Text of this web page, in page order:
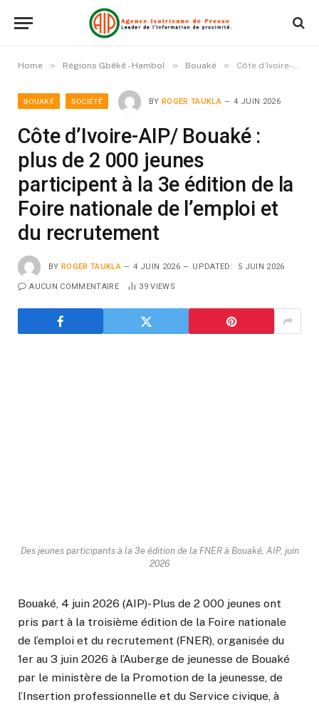
Home » Régions Gbêkê - Hambol » Bouaké » Côte d’Ivoire-AIP/ Bouaké : plus de 2 000 jeunes participent à la 3e édition de la Foire nationale de l’emploi et du recrutement
BOUAKÉ SOCIÉTÉ BY ROGER TAUKLA 4 JUIN 2026
Côte d’Ivoire-AIP/ Bouaké :
plus de 2 000 jeunes
participent à la 3e édition de la
Foire nationale de l’emploi et
du recrutement
BY ROGER TAUKLA 4 JUIN 2026 UPDATED: 5 JUIN 2026
AUCUN COMMENTAIRE 39VIEWS
Des jeunes participants à la 3e édition de la FNER à Bouaké, AIP, juin
2026
Bouaké, 4 juin 2026 (AIP)- Plus de 2 000 jeunes ont
pris part à la troisième édition de la Foire nationale
de l’emploi et du recrutement (FNER), organisée du
1er au 3 juin 2026 à l’Auberge de jeunesse de Bouaké
par le ministère de la Promotion de la jeunesse, de
l’Insertion professionnelle et du Service civique, à